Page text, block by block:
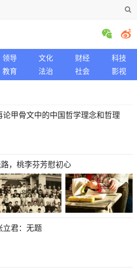
领导 文化 财经
科技
教育 法治 社会 影视
论甲骨文中的中国哲学理念和哲理
，桃李芬芳慰初心
立君：无题